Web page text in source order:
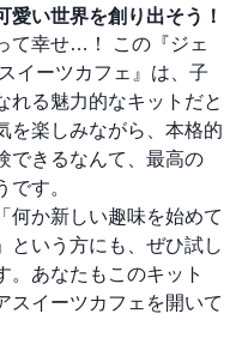
愛い世界を創り出そう！
て幸せ…！ この『ジェ
イーツカフェ』は、子
れる魅力的なキットだと
を楽しみながら、本格的
できるなんて、最高の
です。
何か新しい趣味を始めて
という方にも、ぜひ試し
。あなたもこのキット
スイーツカフェを開いて